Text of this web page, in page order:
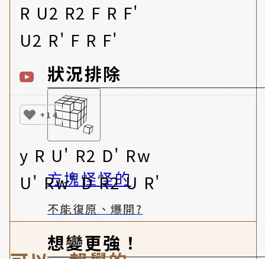
狀況排除
方塊怪怪的
不能復原、爆開?
想變更強！
R U2 R2 F R F'
U2 R' F R F'
+14
y R U' R2 D' Rw
U' Rw' D R2 U R'